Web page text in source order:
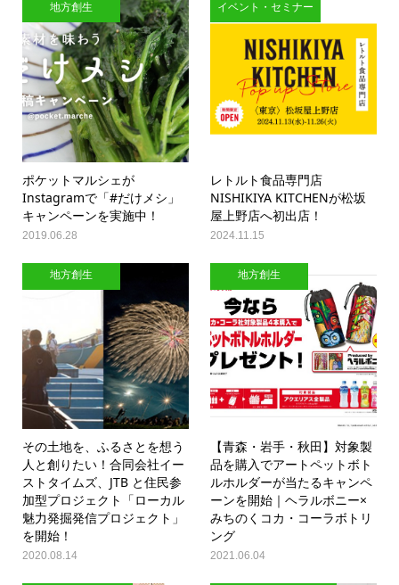
地方創生
ポケットマルシェが
Instagramで「#だけメシ」
キャンペーンを実施中！
2019.06.28
イベント・セミナー
レトルト食品専門店
NISHIKIYA KITCHENが松坂
屋上野店へ初出店！
2024.11.15
地方創生
その土地を、ふるさとを想う
人と創りたい！合同会社イー
ストタイムズ、JTB と住民参
加型プロジェクト「ローカル
魅力発掘発信プロジェクト」
を開始！
2020.08.14
地方創生
【青森・岩手・秋田】対象製
品を購入でアートペットボト
ルホルダーが当たるキャンペ
ーンを開始｜ヘラルボニー×
みちのくコカ・コーラボトリ
ング
2021.06.04